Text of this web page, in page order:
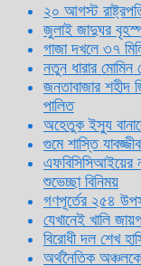
২০ আগস্ট রাষ্ট্রপতি
জুলাই জাদুঘর
গাজা দখলে ৩৭
নতুন ধারার মোমিন
জনতাবাজার
পালিত
অহেতুক ইস্যু
গুমে শাস্তি
এফবিসিসিআইয়ের
শুভেচ্ছা বিনিময়
গণপূর্তের ২৫৪
যেখানেই খালি
বিরোধী দল শেখ
অর্থনৈতিক